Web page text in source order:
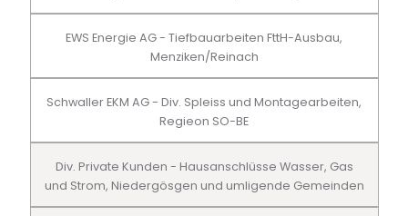
EWS Energie AG - Tiefbauarbeiten FttH-Ausbau,
Menziken/Reinach
Schwaller EKM AG - Div. Spleiss und Montagearbeiten,
Regieon SO-BE
Div. Private Kunden - Hausanschlüsse Wasser, Gas
und Strom, Niedergösgen und umligende Gemeinden